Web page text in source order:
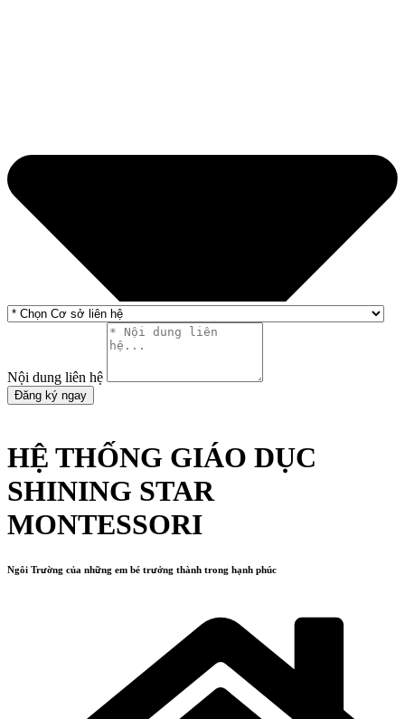
Nội dung liên hệ
Đăng ký ngay
HỆ THỐNG GIÁO DỤC
SHINING STAR
MONTESSORI
Ngôi Trường của những em bé trưởng thành trong hạnh phúc